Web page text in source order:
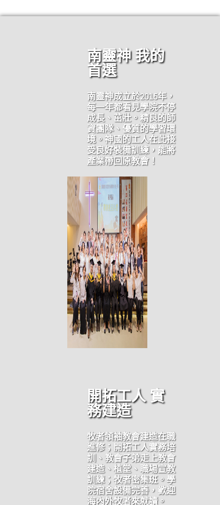
南靈神 我的
首選
南靈神成立於2015年，
每一年都看見學院不停
成長、茁壯。 精良的師
資團隊、優質的學習環
境。 神國的工人在此接
受良好裝備訓練，能將
產業帶回原教會！
開拓工人 實
務建造
牧者領袖教會建造在職
進修；開拓工人實務培
訓、 教會子弟走上教會
建造、植堂、職場宣教
訓練；牧者密集班。 學
院宿舍設備完善，歡迎
海內外牧者來就讀。